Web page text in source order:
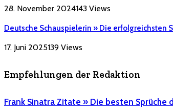
28. November 2024143 Views
Deutsche Schauspielerin » Die erfolgreichsten
17. Juni 2025139 Views
Empfehlungen der Redaktion
Frank Sinatra Zitate » Die besten Sprüche